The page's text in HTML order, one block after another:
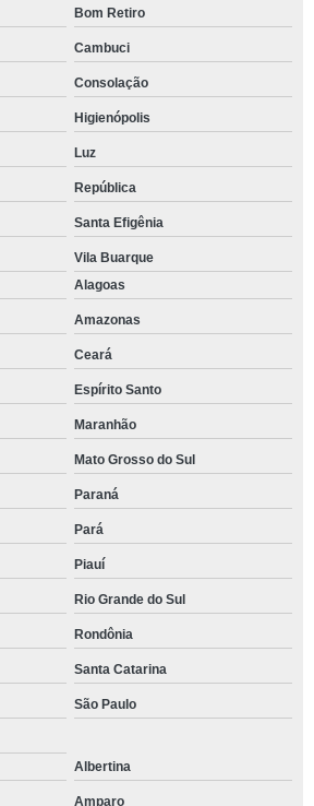
Bom Retiro
Cambuci
Consolação
Higienópolis
Luz
República
Santa Efigênia
Vila Buarque
Alagoas
Amazonas
Ceará
Espírito Santo
Maranhão
Mato Grosso do Sul
Paraná
Pará
Piauí
Rio Grande do Sul
Rondônia
Santa Catarina
São Paulo
Albertina
Amparo